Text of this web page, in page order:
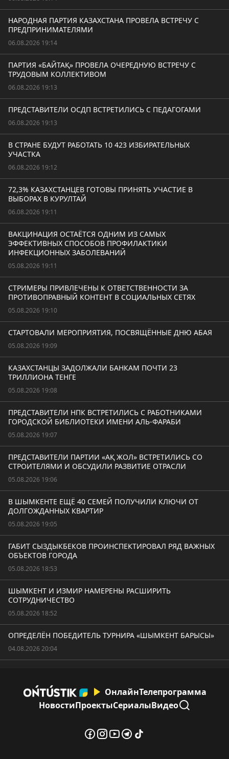
НАРОДНАЯ ПАРТИЯ КАЗАХСТАНА ПРОВЕЛА ВСТРЕЧУ С
ПРЕДПРИНИМАТЕЛЯМИ
06.08.2026 19:14
ПАРТИЯ «БАЙТАҚ» ПРОВЕЛА ОЧЕРЕДНУЮ ВСТРЕЧУ С
ТРУДОВЫМ КОЛЛЕКТИВОМ
06.08.2026 19:13
ПРЕДСТАВИТЕЛИ ОСДП ВСТРЕТИЛИСЬ С ПЕДАГОГАМИ
06.08.2026 19:13
В СТРАНЕ БУДУТ РАБОТАТЬ 10 423 ИЗБИРАТЕЛЬНЫХ
УЧАСТКА
06.08.2026 19:12
72,3% КАЗАХСТАНЦЕВ ГОТОВЫ ПРИНЯТЬ УЧАСТИЕ В
ВЫБОРАХ В КУРУЛТАЙ
06.08.2026 19:11
ВАКЦИНАЦИЯ ОСТАЁТСЯ ОДНИМ ИЗ САМЫХ
ЭФФЕКТИВНЫХ СПОСОБОВ ПРОФИЛАКТИКИ
ИНФЕКЦИОННЫХ ЗАБОЛЕВАНИЙ
05.08.2026 19:11
СТРИМЕРЫ ПРИВЛЕЧЕНЫ К ОТВЕТСТВЕННОСТИ ЗА
ПРОТИВОПРАВНЫЙ КОНТЕНТ В СОЦИАЛЬНЫХ СЕТЯХ
05.08.2026 19:10
СТАРТОВАЛИ МЕРОПРИЯТИЯ, ПОСВЯЩЁННЫЕ ДНЮ АБАЯ
05.08.2026 19:09
КАЗАХСТАНЦЫ ЗАДОЛЖАЛИ БАНКАМ ПОЧТИ 23
ТРИЛЛИОНА ТЕНГЕ
05.08.2026 19:08
ПРЕДСТАВИТЕЛИ НПК ВСТРЕТИЛИСЬ С РАБОТНИКАМИ
ГОРОДСКОЙ БИБЛИОТЕКИ ИМЕНИ АЛЬ-ФАРАБИ
05.08.2026 19:07
ПРЕДСТАВИТЕЛИ ПАРТИИ «АҚ ЖОЛ» ВСТРЕТИЛИСЬ СО
СТРОИТЕЛЯМИ И ОБСУДИЛИ РАЗВИТИЕ ОТРАСЛИ
05.08.2026 19:06
В ШЫМКЕНТЕ ЕЩЁ 40 СЕМЕЙ ПОЛУЧИЛИ КЛЮЧИ ОТ
ДОЛГОЖДАННЫХ КВАРТИР
05.08.2026 19:05
ГАБИТ СЫЗДЫКБЕКОВ ПРОИНСПЕКТИРОВАЛ РЯД ВАЖНЫХ
ОБЪЕКТОВ ГОРОДА
05.08.2026 18:53
ШЫМКЕНТ И ИЗМИР НАМЕРЕНЫ РАСШИРИТЬ
СОТРУДНИЧЕСТВО
05.08.2026 18:52
ОПРЕДЕЛЁН ПОБЕДИТЕЛЬ ТУРНИРА «ШЫМКЕНТ БАРЫСЫ»
04.08.2026 20:04
ОнлайнТелепрограмма
НовостиПроектыСериалыВидео